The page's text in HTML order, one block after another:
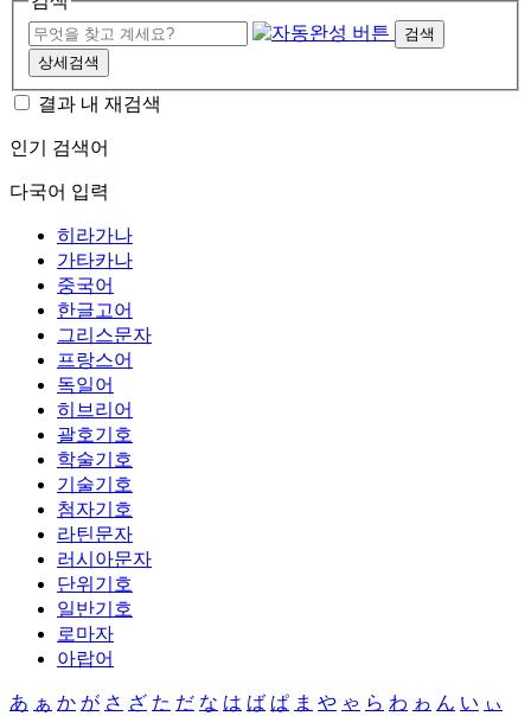
검색
상세검색
결과 내 재검색
인기 검색어
다국어 입력
히라가나
가타카나
중국어
한글고어
그리스문자
프랑스어
독일어
히브리어
괄호기호
학술기호
기술기호
첨자기호
라틴문자
러시아문자
단위기호
일반기호
로마자
아랍어
あ ぁ か が さ ざ た だ な は ば ぱ ま や ゃ ら わ ゎ ん い ぃ